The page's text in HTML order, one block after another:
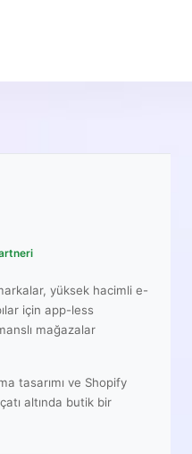
yüksek hacimli e-
için app-less
mağazalar
tasarımı ve Shopify
altında butik bir